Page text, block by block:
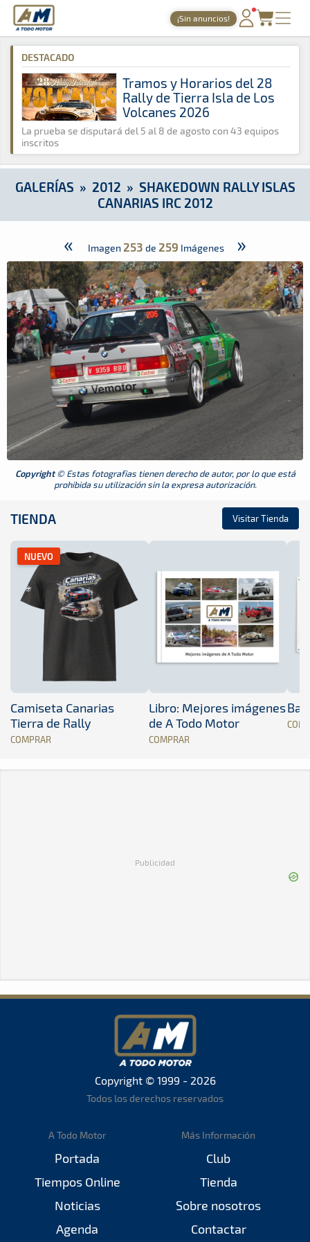
A Todo Motor · Revista del motor desde 1999
¡Sin anuncios!
PORTADA
TIEMPOS ONLINE
NOTICIAS
AGENDA
GALERÍAS
TIENDA
A Todo Motor » Galerías » 2012 » Shakedown Rally Islas
DESTACADO
Tramos y Horarios del 28
Rally de Tierra Isla de Los
Volcanes 2026
La prueba se disputará del 5 al 8 de agosto con 43 equipos
inscritos
GALERÍAS » 2012 » SHAKEDOWN RALLY ISLAS
CANARIAS IRC 2012
« Imagen 253 de 259 Imágenes »
Copyright© Estas fotografias tienen derecho de autor, por lo que está
prohibida su utilización sin la expresa autorización.
TIENDA Visitar Tienda
NUEVO
Camiseta Canarias
Tierra de Rally
COMPRAR
Libro: Mejores imágenes
de A Todo Motor
COMPRAR
Publicidad
Copyright © 1999 - 2026
Todos los derechos reservados
A Todo Motor
Portada
Tiempos Online
Noticias
Agenda
Más Información
Club
Tienda
Sobre nosotros
Contactar